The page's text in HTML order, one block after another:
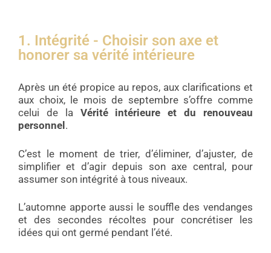
1. Intégrité - Choisir son axe et
honorer sa vérité intérieure
Après un été propice au repos, aux clarifications et
aux choix, le mois de septembre s’offre comme
celui de la Vérité intérieure et du renouveau
personnel .
C’est le moment de trier, d’éliminer, d’ajuster, de
simplifier et d’agir depuis son axe central, pour
assumer son intégrité à tous niveaux.
L’automne apporte aussi le souffle des vendanges
et des secondes récoltes pour concrétiser les
idées qui ont germé pendant l’été.